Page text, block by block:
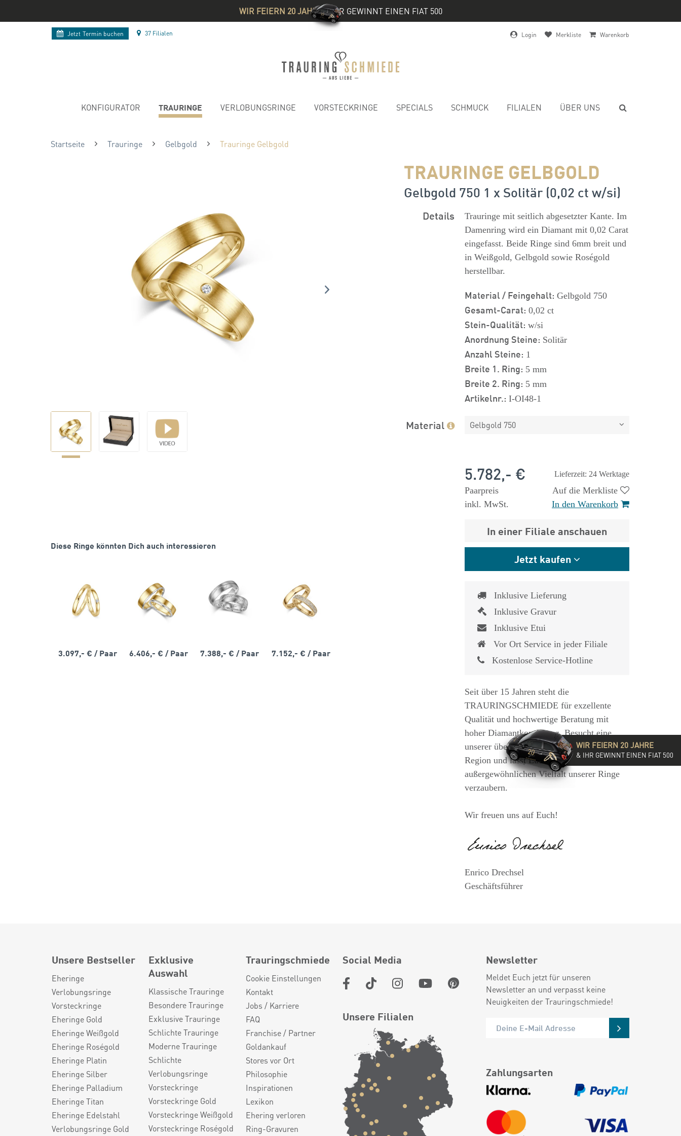
WIR FEIERN 20 JAHRE& IHR GEWINNT EINEN FIAT 500
Jetzt Termin buchen 37 Filialen Login Merkliste Warenkorb
KONFIGURATOR TRAURINGE VERLOBUNGSRINGE VORSTECKRINGE SPECIALS SCHMUCK FILIALEN ÜBER UNS
Startseite Trauringe Gelbgold Trauringe Gelbgold
TRAURINGE GELBGOLD
Gelbgold 750 1 x Solitär (0,02 ct w/si)
Diese Ringe könnten Dich auch interessieren
3.097,- € / Paar 6.406,- €/ Paar 7.388,- €/ Paar 7.152,- € / Paar
Details
Trauringe mit seitlich abgesetzter Kante. Im
Damenring wird ein Diamant mit 0,02 Carat
eingefasst. Beide Ringe sind 6mm breit und
in Weißgold, Gelbgold sowie Roségold
herstellbar.
Material / Feingehalt: Gelbgold 750
Gesamt-Carat: 0,02 ct
Stein-Qualität: w/si
Anordnung Steine: Solitär
Anzahl Steine: 1
Breite 1. Ring: 5 mm
Breite 2. Ring: 5 mm
Artikelnr.: I-OI48-1
Material Gelbgold 750
Lieferzeit: 24 Werktage
5.782,- €
Paarpreis
inkl. MwSt.
Auf die Merkliste
In den Warenkorb
In einer Filiale anschauen
Jetzt kaufen
Inklusive Lieferung
Inklusive Gravur
Inklusive Etui
Vor Ort Service in jeder Filiale
Kostenlose Service-Hotline
Seit über 15 Jahren steht die
TRAURINGSCHMIEDE für exzellente
Qualität und hochwertige Beratung mit
hoher Diamantkompetenz. Besucht eine
unserer über 35 Filialen in der DACH-
Region und lasst Euch von der
außergewöhnlichen Vielfalt unserer Ringe
verzaubern.
Wir freuen uns auf Euch!
Enrico Drechsel
Geschäftsführer
Unsere Bestseller
Eheringe
Verlobungsringe
Vorsteckringe
Eheringe Gold
Eheringe Weißgold
Eheringe Roségold
Eheringe Platin
Eheringe Silber
Eheringe Palladium
Eheringe Titan
Eheringe Edelstahl
Verlobungsringe Gold
Exklusive
Auswahl
Klassische Trauringe
Besondere Trauringe
Exklusive Trauringe
Schlichte Trauringe
Moderne Trauringe
Schlichte
Verlobungsringe
Vorsteckringe
Vorsteckringe Gold
Vorsteckringe Weißgold
Vorsteckringe Roségold
Trauringschmiede
Cookie Einstellungen
Kontakt
Jobs / Karriere
FAQ
Franchise / Partner
Goldankauf
Stores vor Ort
Philosophie
Inspirationen
Lexikon
Ehering verloren
Ring-Gravuren
Social Media
Unsere Filialen
Newsletter
Meldet Euch jetzt für unseren
Newsletter an und verpasst keine
Neuigkeiten der Trauringschmiede!
Zahlungsarten
WIR FEIERN 20 JAHRE
& IHR GEWINNT EINEN FIAT 500